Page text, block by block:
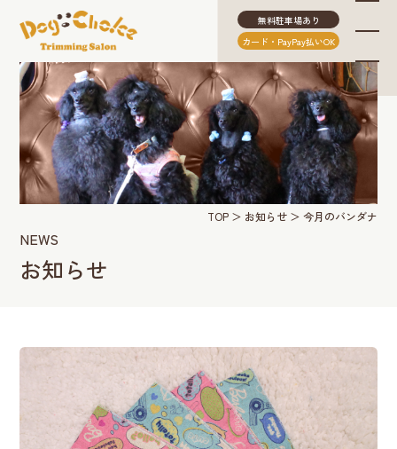
無料駐車場あり
カード・PayPay払いOK
TOP お知らせ 今月のバンダナ
NEWS
お知らせ